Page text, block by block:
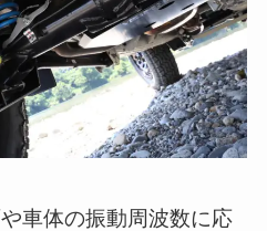
車体の振動周波数に応